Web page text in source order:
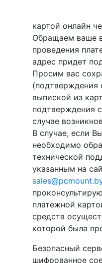
картой онлайн
Обращаем ваше
проведения
адрес придет
Просим вас
(подтверждения
выпиской из
подтверждения
случае
В случае, если
необходимо
технической
указанным на
платежной
средств
которой была
Безопасный
шифрованное